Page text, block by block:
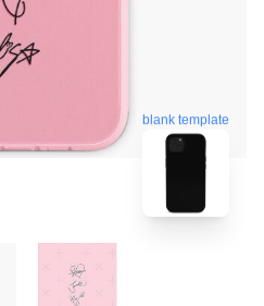
blank template